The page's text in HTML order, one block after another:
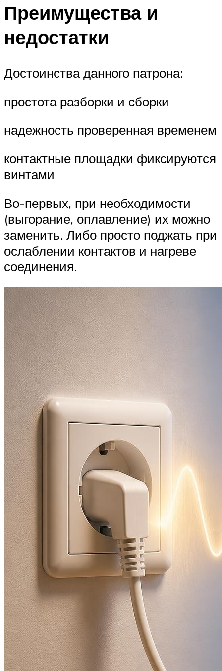
Преимущества и
недостатки
Достоинства данного патрона:
простота разборки и сборки
надежность проверенная временем
контактные площадки фиксируются
винтами
Во-первых, при необходимости
(выгорание, оплавление) их можно
заменить. Либо просто поджать при
ослаблении контактов и нагреве
соединения.